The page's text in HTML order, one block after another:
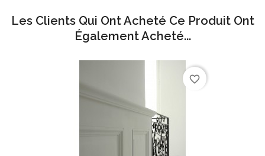
Les Clients Qui Ont Acheté Ce Produit Ont
Également Acheté...
favorite_border